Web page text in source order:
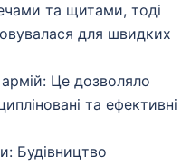
та щитами, тоді
для швидких
Це дозволяло
та ефективні
Будівництво